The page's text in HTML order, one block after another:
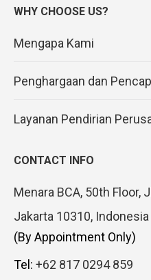
WHY CHOOSE US?
Mengapa Kami
Penghargaan dan
Layanan Pendirian
CONTACT INFO
Menara BCA, 50th Floor,
Jakarta 10310, Indonesia
(By Appointment Only)
Tel: +62 817 0294 859